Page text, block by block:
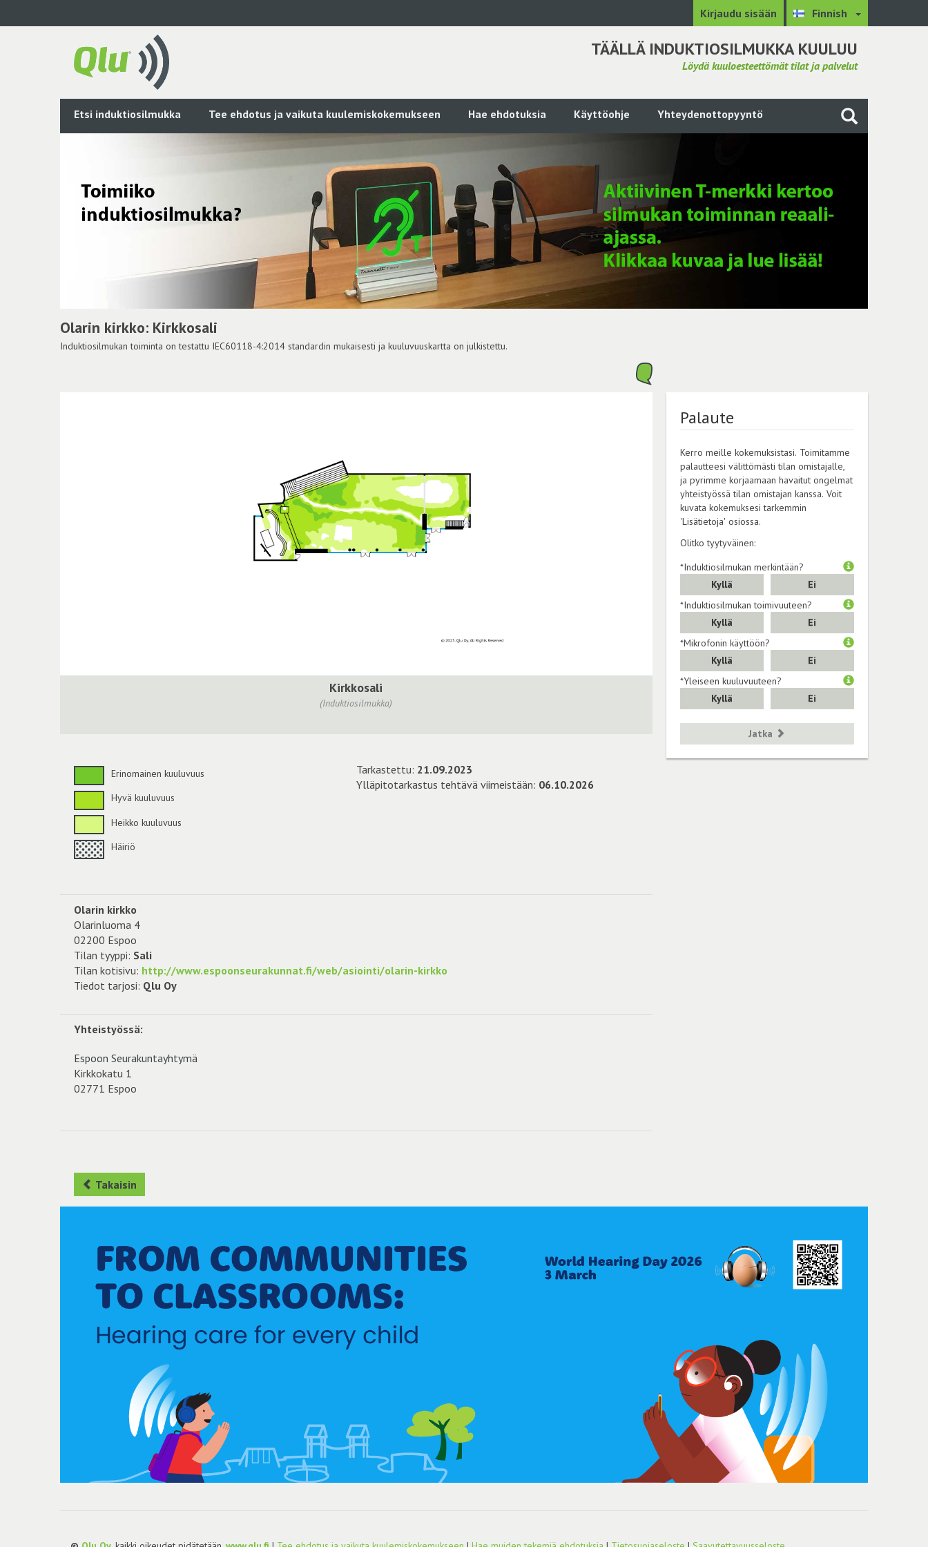
Kirjaudu sisään Finnish
TÄÄLLÄ INDUKTIOSILMUKKA KUULUU
Löydä kuuloesteettömät tilat ja palvelut
Etsi induktiosilmukka Tee ehdotus ja vaikuta kuulemiskokemukseen Hae ehdotuksia Käyttöohje Yhteydenottopyyntö
Olarin kirkko: Kirkkosali
Induktiosilmukan toiminta on testattu IEC60118-4:2014 standardin mukaisesti ja kuuluvuuskartta on julkistettu.
Kirkkosali
(Induktiosilmukka)
Erinomainen kuuluvuus
Hyvä kuuluvuus
Heikko kuuluvuus
Häiriö
Tarkastettu: 21.09.2023
Ylläpitotarkastus tehtävä viimeistään: 06.10.2026
Olarin kirkko
Olarinluoma 4
02200 Espoo
Tilan tyyppi: Sali
Tilan kotisivu: http://www.espoonseurakunnat.fi/web/asiointi/olarin-kirkko
Tiedot tarjosi: Qlu Oy
Yhteistyössä:
Espoon Seurakuntayhtymä
Kirkkokatu 1
02771 Espoo
Palaute
Kerro meille kokemuksistasi. Toimitamme
palautteesi välittömästi tilan omistajalle,
ja pyrimme korjaamaan havaitut ongelmat
yhteistyössä tilan omistajan kanssa. Voit
kuvata kokemuksesi tarkemmin
'Lisätietoja' osiossa.
Olitko tyytyväinen:
*Induktiosilmukan merkintään?
Kyllä
Ei
*Induktiosilmukan toimivuuteen?
Kyllä
Ei
*Mikrofonin käyttöön?
Kyllä
Ei
*Yleiseen kuuluvuuteen?
Kyllä
Ei
Jatka
Takaisin